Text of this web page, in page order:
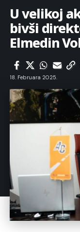
U velikoj
bivši
Elmedin
18. Februara 2025.